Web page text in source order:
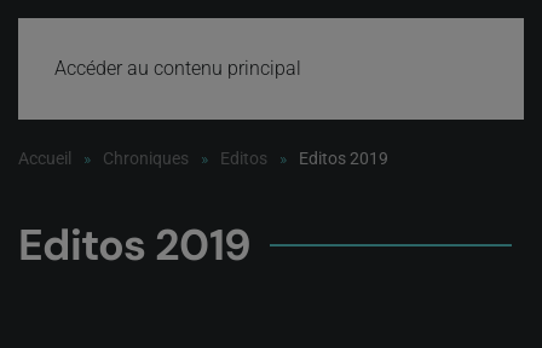
Accéder au contenu principal
Accueil Chroniques Editos Editos 2019
Editos 2019